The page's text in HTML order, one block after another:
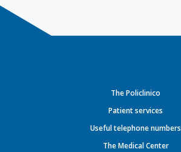
The Policlinico
Patient services
Useful telephone numbers
The Medical Center